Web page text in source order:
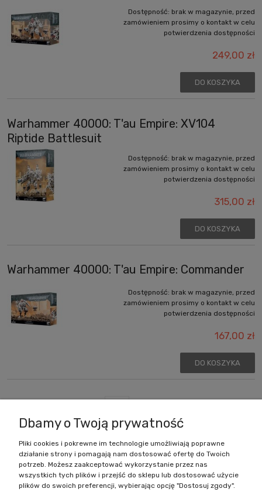
Dostępność: brak w magazynie, przed
zamówieniem prosimy o kontakt w celu
potwierdzenia dostępności
249,00 zł
DO KOSZYKA
Warhammer 40000: T'au Empire: XV104
Riptide Battlesuit
Dostępność: brak w magazynie, przed
zamówieniem prosimy o kontakt w celu
potwierdzenia dostępności
315,00 zł
DO KOSZYKA
Warhammer 40000: T'au Empire: Commander
Dostępność: brak w magazynie, przed
zamówieniem prosimy o kontakt w celu
potwierdzenia dostępności
167,00 zł
DO KOSZYKA
Zakupy
Pomoc
Dbamy o Twoją prywatność
Pliki cookies i pokrewne im technologie umożliwiają poprawne
działanie strony i pomagają nam dostosować ofertę do Twoich
potrzeb. Możesz zaakceptować wykorzystanie przez nas
wszystkich tych plików i przejść do sklepu lub dostosować użycie
plików do swoich preferencji, wybierając opcję "Dostosuj zgody".